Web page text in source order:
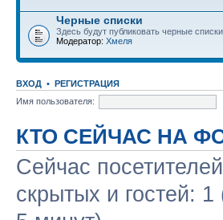
Черные списки
Здесь будут публиковать черные списки.
Модератор: Хмеля
ВХОД • РЕГИСТРАЦИЯ
Имя пользователя:
КТО СЕЙЧАС НА
Сейчас
скрытых и гостей: